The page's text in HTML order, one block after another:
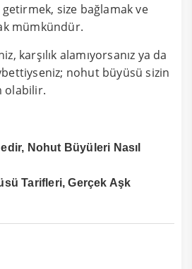
size bağlamak ve
mümkündür.
karşılık alamıyorsanız ya da
nohut büyüsü sizin
olabilir.
Nohut Büyüleri Nasıl
Tarifleri, Gerçek Aşk